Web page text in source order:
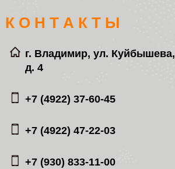
К О Н Т А К Т Ы
г. Владимир, ул. Куйбышева,
д. 4
+7 (4922) 37-60-45
+7 (4922) 47-22-03
+7 (930) 833-11-00